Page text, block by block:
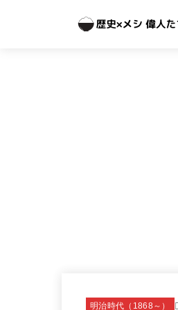
明治時代（1868～）